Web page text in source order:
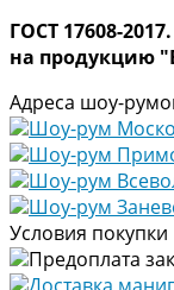
ГОСТ 17608-
на продукцию
Адреса шоу-
Шоу-рум
Шоу-рум
Шоу-рум
Шоу-рум
Условия покупки
Предоплата